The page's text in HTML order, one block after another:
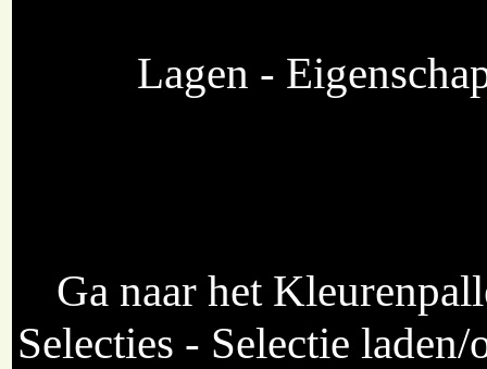
Lagen -
Ga naar het
Selecties - Selectie